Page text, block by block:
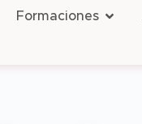
Formaciones